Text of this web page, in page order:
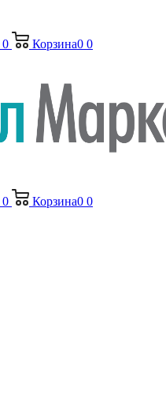
0 Корзина0 0
0 Корзина0 0